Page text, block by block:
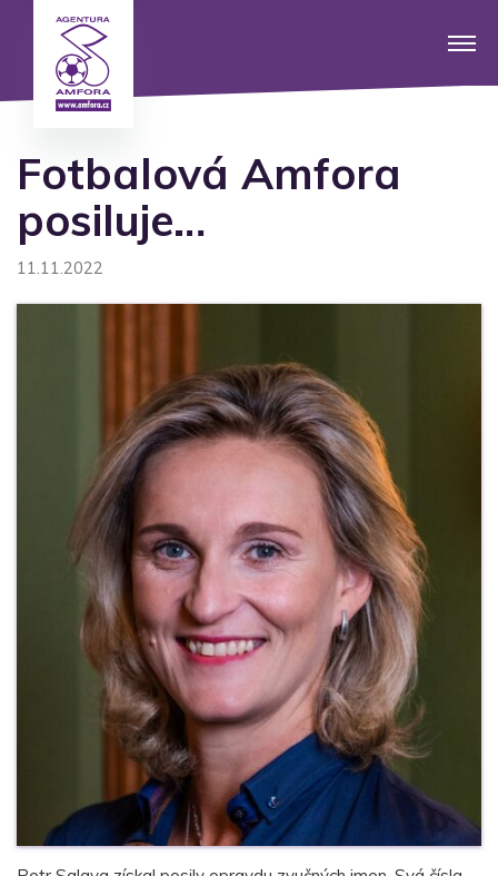
Fotbalová Amfora
posiluje…
11.11.2022